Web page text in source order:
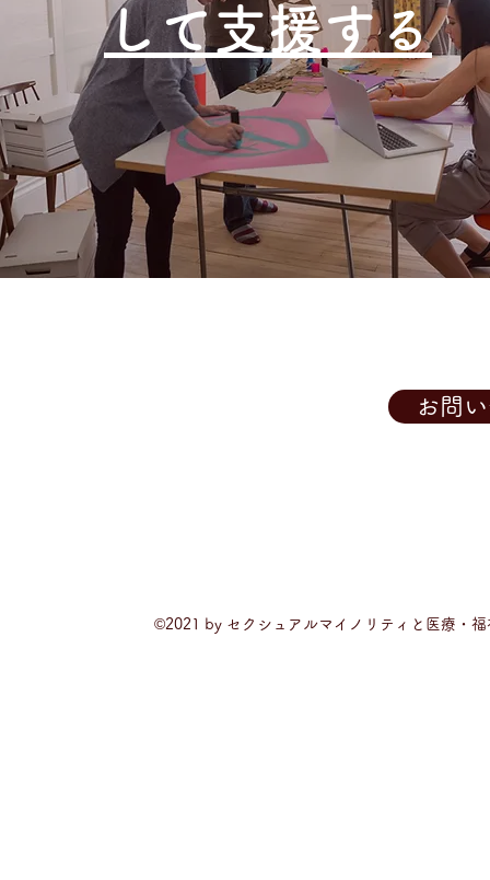
して支援する
お問
©2021 by セクシュアルマイノリティと医療・